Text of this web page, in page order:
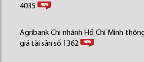
4035
Agribank Chi nhánh Hồ Chí Minh
giá tài sản số 1362